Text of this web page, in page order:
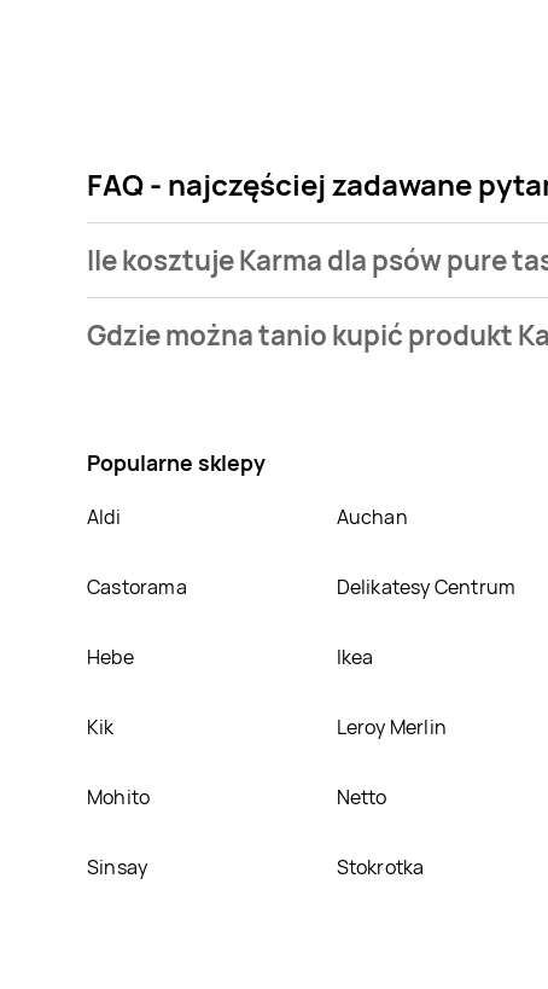
FAQ - najczęściej zadawane
Ile kosztuje Karma dla psów pure
psów pure taste z indykiem Orlando kosztuje od 3,35
Gdzie można tanio kupić produkt
Popularne sklepy
Aldi Auchan
Castorama Delikatesy Centrum
Hebe Ikea
Kik Leroy Merlin
Mohito Netto
Sinsay Stokrotka